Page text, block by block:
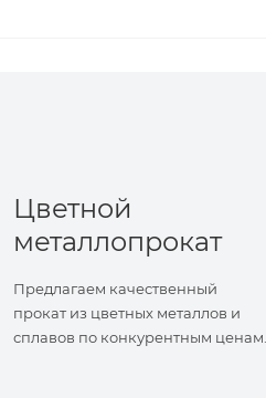
Цветной
металлопрокат
Предлагаем качественный
прокат из цветных металлов и
сплавов по конкурентным ценам.